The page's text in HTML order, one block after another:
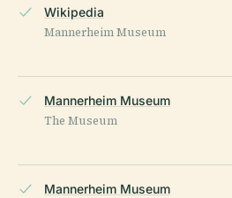
Wikipedia
Mannerheim Museum
Mannerheim Museum
The Museum
Mannerheim Museum